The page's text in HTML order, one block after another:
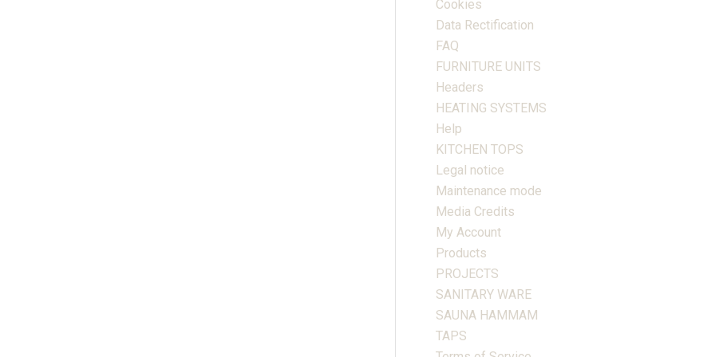
Cookies
Data Rectification
FAQ
FURNITURE UNITS
Headers
HEATING SYSTEMS
Help
KITCHEN TOPS
Legal notice
Maintenance mode
Media Credits
My Account
Products
PROJECTS
SANITARY WARE
SAUNA HAMMAM
TAPS